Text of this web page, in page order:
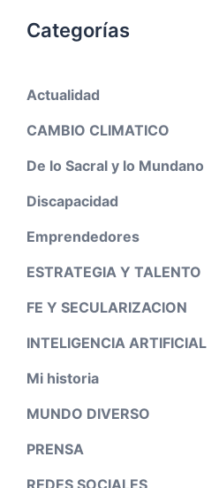
Categorías
Actualidad
CAMBIO CLIMATICO
De lo Sacral y lo Mundano
Discapacidad
Emprendedores
ESTRATEGIA Y TALENTO
FE Y SECULARIZACION
INTELIGENCIA ARTIFICIAL
Mi historia
MUNDO DIVERSO
PRENSA